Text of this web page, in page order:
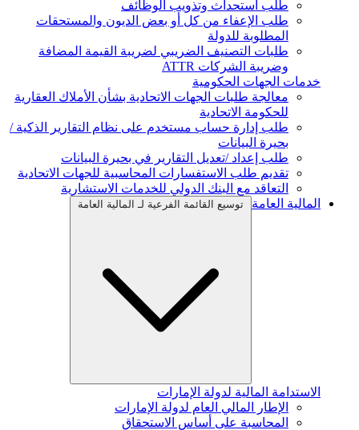
طلب استحداث وتذويب الوظائف
طلب الإعفاء من كل أو بعض الديون والمستحقات
المطلوبة للدولة
طلبات التصنيف الضريبي لضريبة القيمة المضافة
وضريبة الشركات ATTR
خدمات الجهات الحكومية
معالجة طلبات الجهات الاتحادية بشأن الأملاك العقارية
للحكومة الاتحادية
طلب إدارة حساب مستخدم على نظام التقارير الذكية /
بحيرة البيانات
طلب إعداد /تعديل التقارير في بحيرة البيانات
تقديم طلب الاستفسارات المحاسبية للجهات الاتحادية
التعاقد مع البنك الدولي للخدمات الاستشارية
المالية العامة
توسيع القائمة الفرعية لـ المالية العامة
الاستدامة المالية لدولة الإمارات
الإطار المالي العام لدولة الإمارات
المحاسبة على أساس الاستحقاق